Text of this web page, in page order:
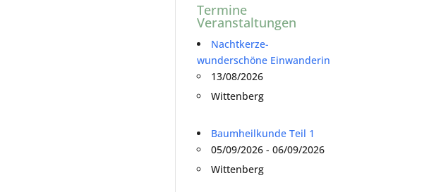
Termine
Veranstaltungen
Nachtkerze-
wunderschöne Einwanderin
13/08/2026
Wittenberg
Baumheilkunde Teil 1
05/09/2026 - 06/09/2026
Wittenberg